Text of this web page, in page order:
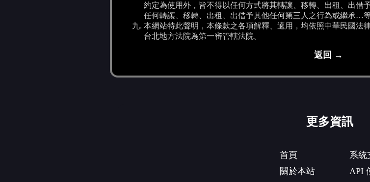
約定為使用外，皆不得以任何方式將其轉讓、移轉、出租、出
任何轉讓、移轉、出租、出借予其他任何第三人之行為或繼承…
本網站特此聲明，本條款之各項解釋、適用，均依照中華民國法
台北地方法院為第一審管轄法院。
返回 →
更多資訊
首頁
關於本站
系統
API